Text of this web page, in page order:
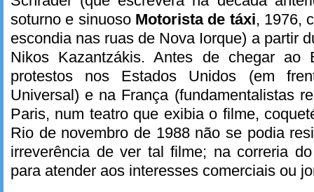
soturno e sinuoso Motorista de táxi, 1976,
escondia nas ruas de Nova Iorque) a partir
Nikos Kazantzákis. Antes de chegar ao
protestos nos Estados Unidos (em
Universal) e na França (fundamentalistas
Paris, num teatro que exibia o filme,
Rio de novembro de 1988 não se podia
irreverência de ver tal filme; na correria
para atender aos interesses comerciais ou